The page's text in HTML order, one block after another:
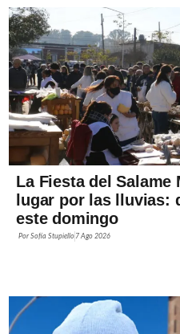
La Fiesta del Salame
lugar por las lluvias:
este domingo
PorSofía Stupiello 7 Ago 2026